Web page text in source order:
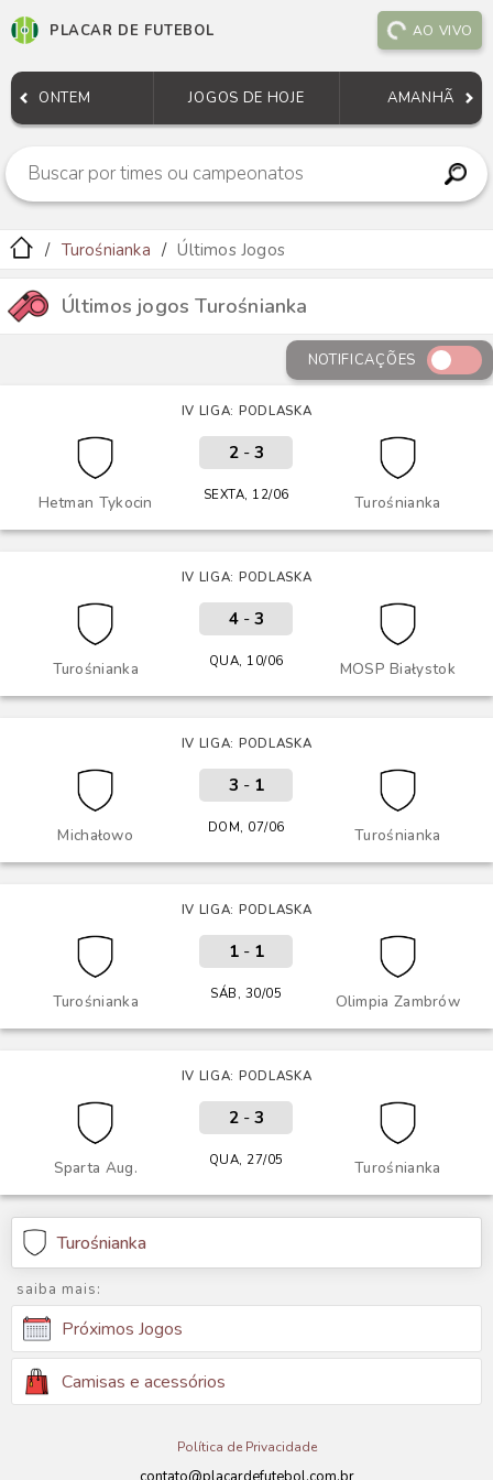
PLACAR DE FUTEBOL AO VIVO
ONTEM JOGOS DE HOJE AMANHÃ
Turośnianka Últimos Jogos
Últimos jogos Turośnianka
NOTIFICAÇÕES
IV LIGA: PODLASKA
Hetman Tykocin Turośnianka
2- 3
SEXTA, 12/06
IV LIGA: PODLASKA
Turośnianka MOSP Białystok
4- 3
QUA, 10/06
IV LIGA: PODLASKA
Michałowo Turośnianka
3 - 1
DOM, 07/06
IV LIGA: PODLASKA
Turośnianka Olimpia Zambrów
1- 1
SÁB, 30/05
IV LIGA: PODLASKA
Sparta Aug. Turośnianka
2- 3
QUA, 27/05
Turośnianka
saiba mais:
Próximos Jogos
Camisas e acessórios
Política de Privacidade